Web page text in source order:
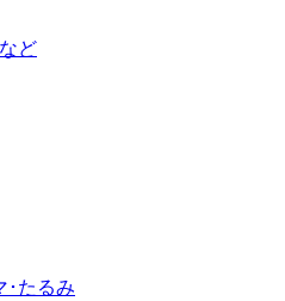
ど
･たるみ